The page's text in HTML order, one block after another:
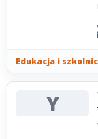
Edukacja i
Y